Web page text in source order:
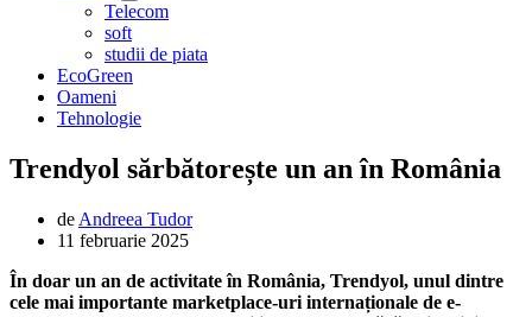
Telecom
soft
studii de piata
EcoGreen
Oameni
Tehnologie
Trendyol sărbătorește un an în România
de Andreea Tudor
11 februarie 2025
În doar un an de activitate în România, Trendyol, unul dintre
cele mai importante marketplace-uri internaționale de e-